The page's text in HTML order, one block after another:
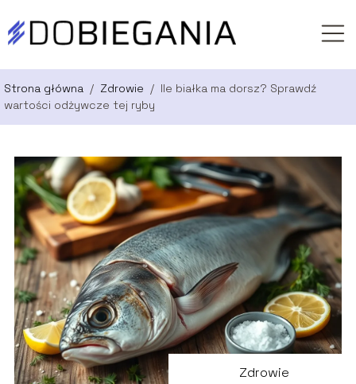
Strona główna / Zdrowie / Ile białka ma dorsz? Sprawdź
wartości odżywcze tej ryby
Zdrowie